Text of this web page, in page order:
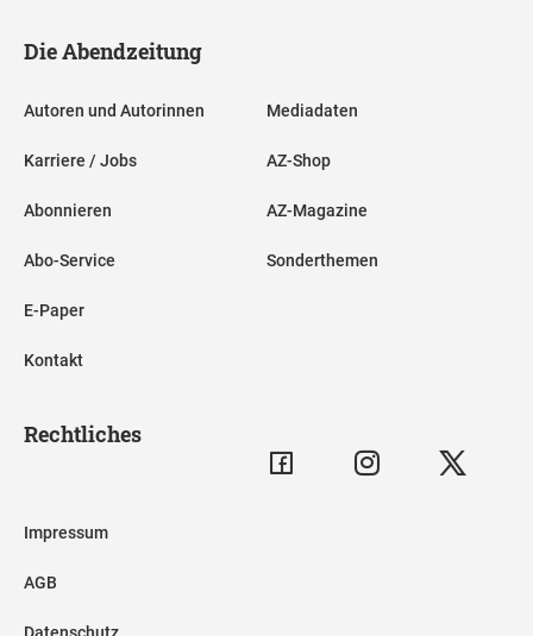
Die Abendzeitung
Autoren und Autorinnen
Karriere / Jobs
Abonnieren
Abo-Service
E-Paper
Kontakt
Mediadaten
AZ-Shop
AZ-Magazine
Sonderthemen
Rechtliches
Impressum
AGB